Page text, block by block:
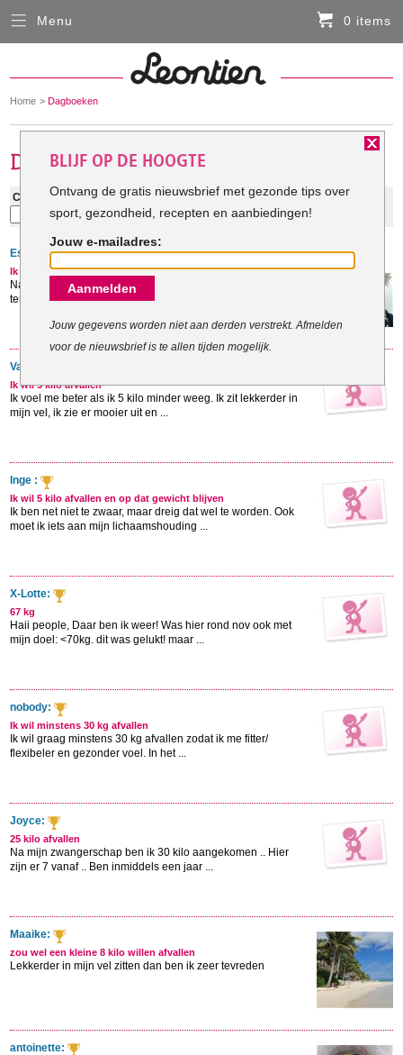
You
here:
Home Dagboeken
Categorie:
Zoeken:
Zoek
Esther:
Ik wil minstens 10kilo afvallen!
Na 3 zwangerschappen, waarvan 2 achter elkaar, wil ik weer
terug naar een eigen gewicht en geen er ...
Valesca:
Ik wil 5 kilo afvallen
Ik voel me beter als ik 5 kilo minder weeg. Ik zit lekkerder in
mijn vel, ik zie er mooier uit en ...
Inge :
Ik wil 5 kilo afvallen en op dat gewicht blijven
Ik ben net niet te zwaar, maar dreig dat wel te worden. Ook
moet ik iets aan mijn lichaamshouding ...
X-Lotte:
67 kg
Haii people, Daar ben ik weer! Was hier rond nov ook met
mijn doel: <70kg. dit was gelukt! maar ...
nobody:
Ik wil minstens 30 kg afvallen
Ik wil graag minstens 30 kg afvallen zodat ik me fitter/
flexibeler en gezonder voel. In het ...
Joyce:
25 kilo afvallen
Na mijn zwangerschap ben ik 30 kilo aangekomen .. Hier
zijn er 7 vanaf .. Ben inmiddels een jaar ...
Maaike:
zou wel een kleine 8 kilo willen afvallen
Lekkerder in mijn vel zitten dan ben ik zeer tevreden
antoinette:
Menu 0 items
Sluiten
HARDLOOPKLEDING
FIETSKLEDING
SERVICE
Inloggen
Contact- en adresgegevens
Levertijd, retourneren, ruilen
BLIJF OP DE HOOGTE
Ontvang de gratis nieuwsbrief met gezonde tips over
sport, gezondheid, recepten en aanbiedingen!
Jouw e-mailadres:
Aanmelden
Jouw gegevens worden niet aan derden verstrekt. Afmelden
voor de nieuwsbrief is te allen tijden mogelijk.